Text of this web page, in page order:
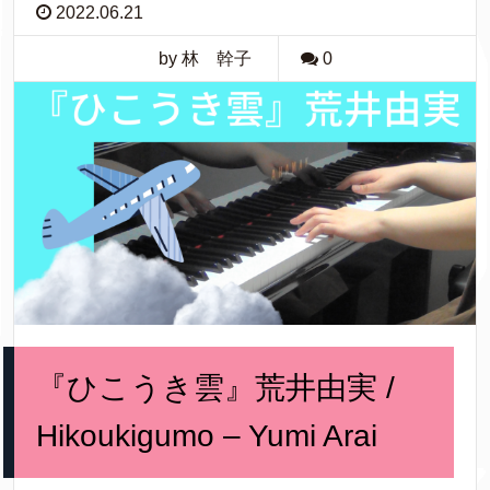
2022.06.21
by 林 幹子 0
『ひこうき雲』荒井由実 /
Hikoukigumo – Yumi Arai